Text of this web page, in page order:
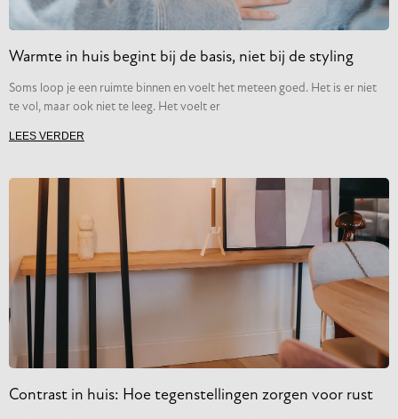
Warmte in huis begint bij de basis, niet bij de styling
Soms loop je een ruimte binnen en voelt het meteen goed. Het is er niet
te vol, maar ook niet te leeg. Het voelt er
LEES VERDER
Contrast in huis: Hoe tegenstellingen zorgen voor rust